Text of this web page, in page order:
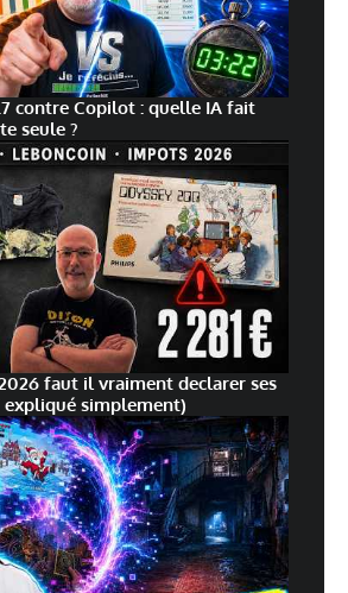
contre Copilot : quelle IA fait
seule ?
faut il vraiment declarer ses
expliqué simplement)